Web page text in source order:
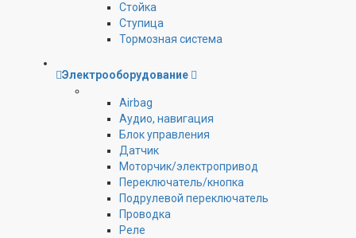
Стойка
Ступица
Тормозная система
Электрооборудование
Airbag
Аудио, навигация
Блок управления
Датчик
Моторчик/электропривод
Переключатель/кнопка
Подрулевой переключатель
Проводка
Реле